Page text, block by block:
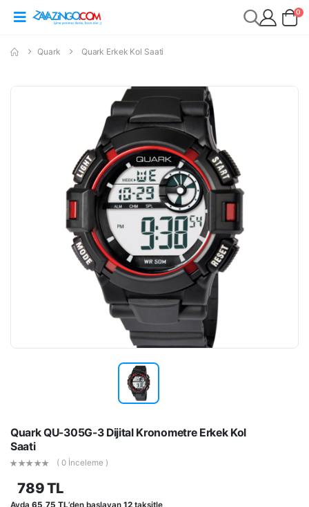
0
Quark Quark Erkek Kol Saati
Quark QU-305G-3 Dijital Kronometre Erkek Kol
Saati
( 0 İnceleme )
789 TL
Ayda 65,75 TL’den başlayan 12 taksitle